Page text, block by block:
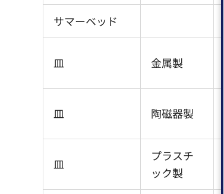
サマーベッド
皿 金属製
皿 陶磁器製
皿
プラスチ
ック製